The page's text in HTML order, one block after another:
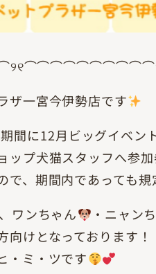
ザ一宮今伊勢店です
間に12月ビッグイベン
ップ犬猫スタッフへ参
、期間内であっても規
ワンちゃん
・ニャン
向けとなっております！
・ミ・ツです